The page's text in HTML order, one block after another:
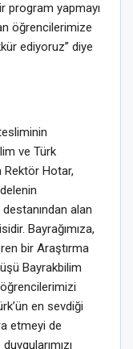
program yapmayı
öğrencilerimize
ediyoruz” diye
ve Türk
Rektör Hotar,
alan
Bayrağımıza,
bir Araştırma
Bayrakbilim
en sevdiği
etmeyi de